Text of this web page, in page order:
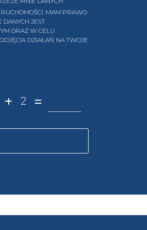
MAM PRAWO
DANYCH JEST
ORAZ W CELU
DZIAŁAŃ NA TWOJE
2